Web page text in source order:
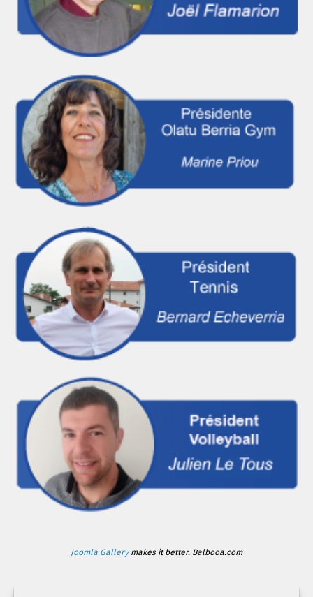
Joomla Gallerymakes it better. Balbooa.com